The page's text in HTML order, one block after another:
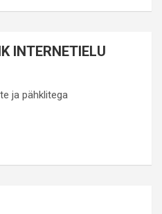
INTERNETIELU
ja pähklitega